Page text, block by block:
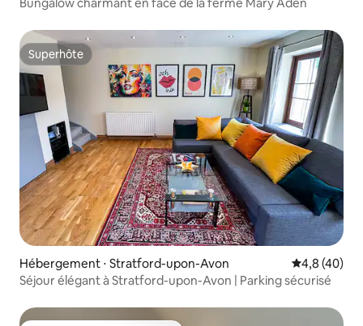
Bungalow charmant en face de la ferme Mary Aden
Superhôte
Superhôte
Hébergement ⋅ Stratford-upon-Avon Évaluation
4,8 (40)
Séjour élégant à Stratford-upon-Avon | Parking sécurisé